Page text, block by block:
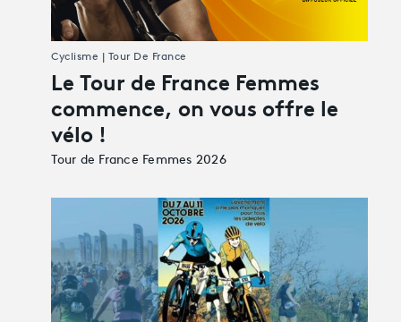
Le Tour de France Femmes
commence, on vous offre le
vélo !
Tour de France Femmes 2026
Cyclisme | Tour De France